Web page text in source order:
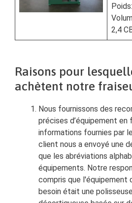
2,4
Raisons pour
achètent notre
Nous fournissons des
précises d’équipement en
informations fournies par
client nous a envoyé une
que les abréviations
équipements. Notre
compris que l'équipement
besoin était une